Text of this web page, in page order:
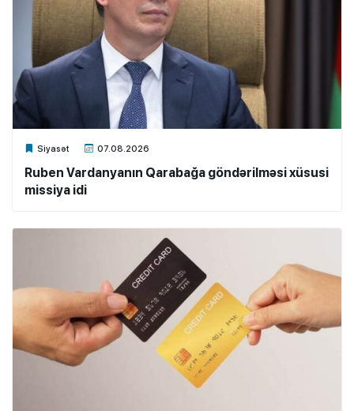
Siyasət 07.08.2026
Xalq.Online
Ruben Vardanyanın Qarabağa göndərilməsi xüsusi
missiya idi